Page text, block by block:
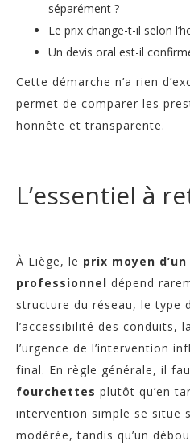
séparément ?
Le prix change-t-il selon
Un devis oral est-il
Cette démarche n’a rien
permet de comparer les
honnête et transparente.
L’essentiel à
À Liège, le prix moyen
professionnel dépend
structure du réseau, le type
l’accessibilité des conduits,
l’urgence de l’intervention
final. En règle générale, il
fourchettes plutôt qu’en
intervention simple se situe
modérée, tandis qu’un